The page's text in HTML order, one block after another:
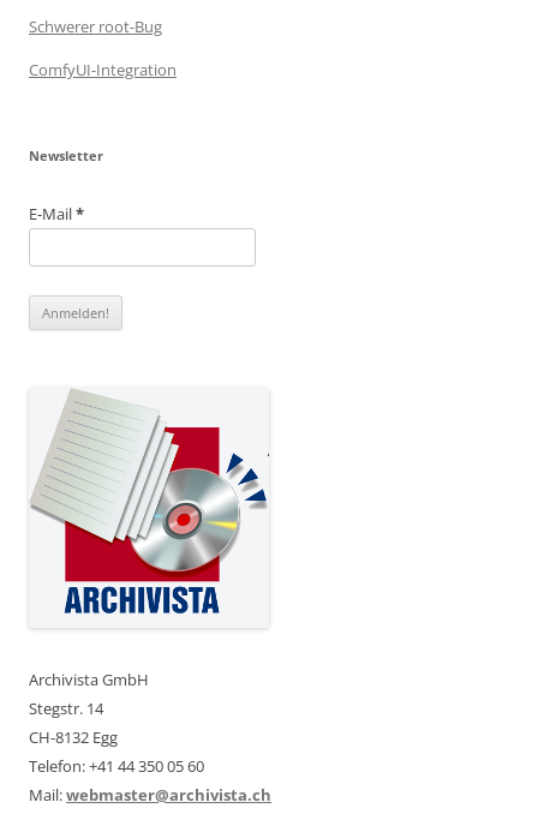
Schwerer root-Bug
ComfyUI-Integration
Newsletter
E-Mail*
Archivista GmbH
Stegstr. 14
CH-8132 Egg
Telefon: +41 44 350 05 60
Mail:webmaster@archivista.ch